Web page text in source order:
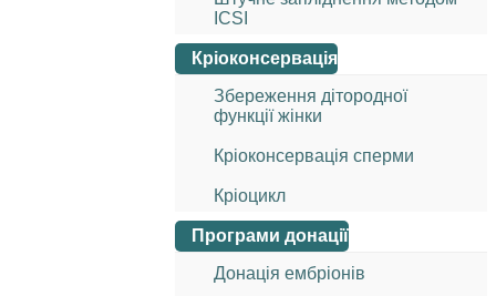
ICSI
Кріоконсервація
Збереження дітородної
функції жінки
Кріоконсервація сперми
Кріоцикл
Програми донації
Донація ембріонів